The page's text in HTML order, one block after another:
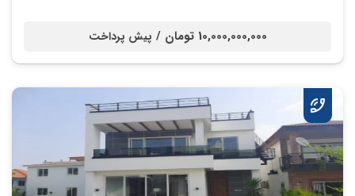
10,000,000,000 تومان / پیش پرداخت